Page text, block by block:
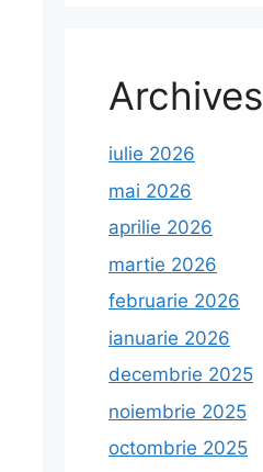
Archives
iulie 2026
mai 2026
aprilie 2026
martie 2026
februarie 2026
ianuarie 2026
decembrie 2025
noiembrie 2025
octombrie 2025